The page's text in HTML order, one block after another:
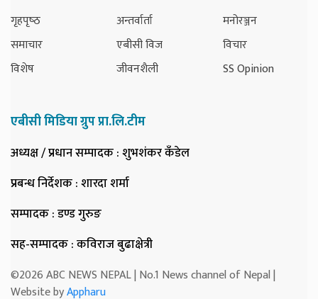
गृहपृष्‍ठ
समाचार
विशेष
अन्तर्वार्ता
एबीसी विज
जीवनशैली
मनोरञ्जन
विचार
SS Opinion
एबीसी मिडिया ग्रुप प्रा.लि.टीम
अध्यक्ष / प्रधान सम्पादक: शुभशंकर कँडेल
प्रबन्ध निर्देशक: शारदा शर्मा
सम्पादक: डण्ड गुरुङ
सह-सम्पादक: कविराज बुढाक्षेत्री
©2026 ABC NEWS NEPAL | No.1 News channel of Nepal |
Website byAppharu